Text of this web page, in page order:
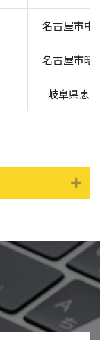
名古屋市中
名古屋市昭
岐阜県恵